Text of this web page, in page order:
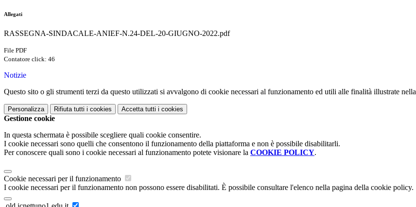
Allegati
RASSEGNA-SINDACALE-ANIEF-N.24-DEL-20-GIUGNO-2022.pdf
File PDF
Contatore click: 46
Notizie
Questo sito o gli strumenti terzi da questo utilizzati si avvalgono di cookie necessari al funzionamento ed utili alle finalità illustrate nella
Personalizza Rifiuta tutti i cookies Accetta tutti i cookies
Gestione cookie
In questa schermata è possibile scegliere quali cookie consentire.
I cookie necessari sono quelli che consentono il funzionamento della piattaforma e non è possibile disabilitarli.
Per conoscere quali sono i cookie necessari al funzionamento potete visionare la COOKIE POLICY.
Cookie necessari per il funzionamento
I cookie necessari per il funzionamento non possono essere disabilitati. È possibile consultare l'elenco nella pagina della cookie policy.